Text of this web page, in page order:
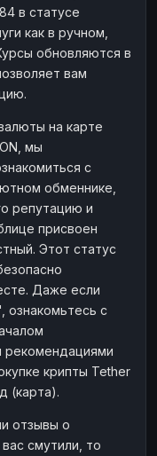
в статусе
как в ручном,
обновляются в
вам
на карте
мы
с
обменнике,
репутацию и
присвоен
Этот статус
Даже если
ознакомьтесь с
рекомендациями
крипты Tether
(карта).
отзывы о
смутили, то